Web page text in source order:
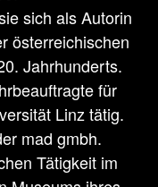
sich als Autorin
österreichischen
Jahrhunderts.
für
Linz tätig.
mad gmbh.
Tätigkeit im